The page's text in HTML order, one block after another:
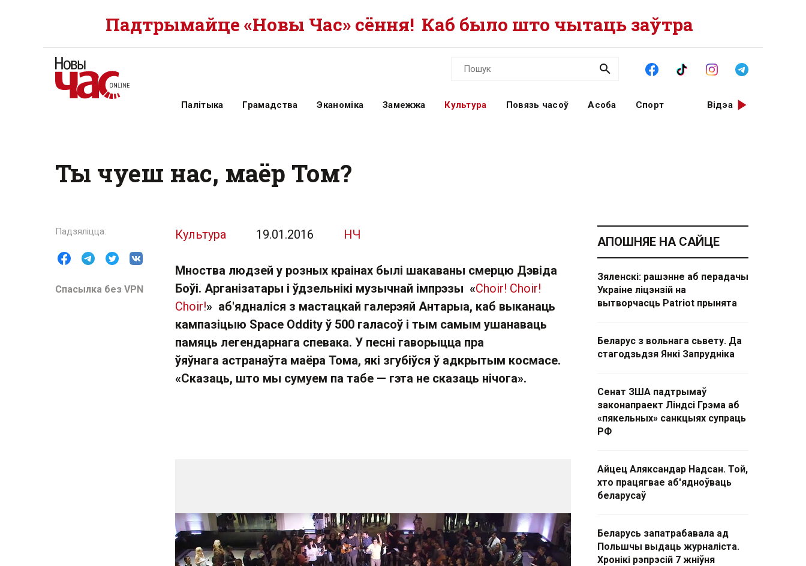
Падтрымайце «Новы Час» сёння! Каб было што чытаць заўтра
Палітыка Грамадства Эканоміка Замежжа Культура Повязь часоў Асоба Спорт Відэа
Ты чуеш нас, маёр Том?
Спасылка без VPN
Культура 19.01.2016 НЧ
Мноства людзей у розных краінах былі шакаваны смерцю Дэвіда
Боўі. Арганізатары і ўдзельнікі музычнай імпрэзы «Choir! Choir!
Choir!» аб'ядналіся з мастацкай галерэяй Антарыа, каб выканаць
кампазіцыю Space Oddity ў 500 галасоў і тым самым ушанаваць
памяць легендарнага спевака. У песні гаворыцца пра
ўяўнага астранаўта маёра Тома, які згубіўся ў адкрытым космасе.
«Сказаць, што мы сумуем па табе — гэта не сказаць нічога».
АПОШНЯЕ НА САЙЦЕ
Зяленскі: рашэнне аб перадачы
Украіне ліцэнзій на
вытворчасць Patriot прынята
Беларус з вольнага сьвету. Да
стагодзьдзя Янкі Запрудніка
Сенат ЗША падтрымаў
законапраект Ліндсі Грэма аб
«пякельных» санкцыях супраць
РФ
Айцец Аляксандар Надсан. Той,
хто працягвае аб'ядноўваць
беларусаў
Беларусь запатрабавала ад
Польшчы выдаць журналіста.
Хронікі рэпрэсій 7 жніўня